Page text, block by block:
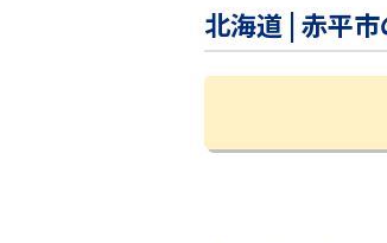
北海道 | 赤平